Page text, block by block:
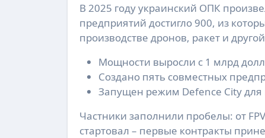
В 2025 году украинский ОПК
предприятий достигло 900, из
производстве дронов, ракет и
Мощности выросли с 1 млрд
Создано пять совместных
Запущен режим Defence City
Частники заполнили пробелы: от
стартовал – первые контракты